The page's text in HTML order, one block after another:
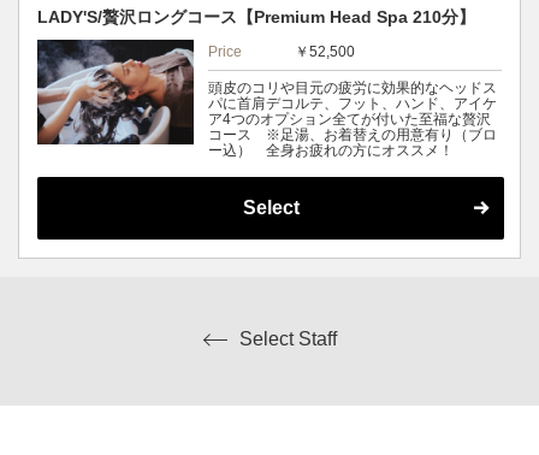
LADY'S/贅沢ロングコース【Premium Head Spa 210分】
Price ￥52,500
頭皮のコリや目元の疲労に効果的なヘッドス
パに首肩デコルテ、フット、ハンド、アイケ
ア4つのオプション全てが付いた至福な贅沢
コース ※足湯、お着替えの用意有り（ブロ
ー込） 全身お疲れの方にオススメ！
Select
Select Staff